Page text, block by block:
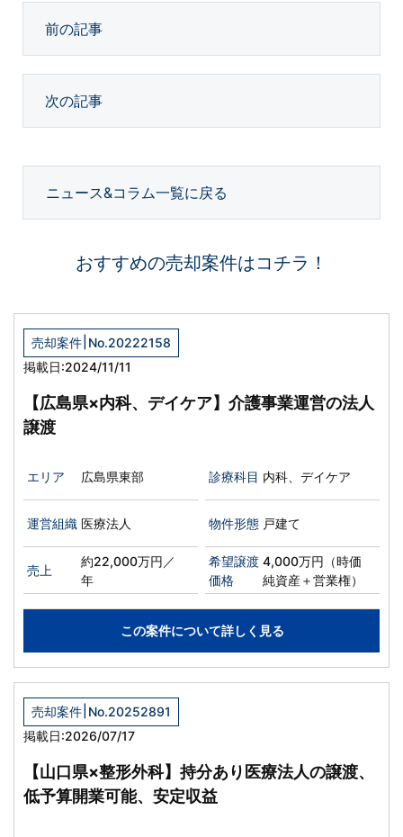
前の記事
次の記事
ニュース&コラム一覧に戻る
おすすめの売却案件はコチラ！
売却案件 No.20222158
掲載日:2024/11/11
【広島県×内科、デイケア】介護事業運営の法人
譲渡
エリア 広島県東部 診療科目 内科、デイケア
運営組織 医療法人 物件形態 戸建て
売上
約22,000万円／
年
希望譲渡
価格
4,000万円（時価
純資産＋営業権）
この案件について詳しく見る
売却案件 No.20252891
掲載日:2026/07/17
【山口県×整形外科】持分あり医療法人の譲渡、
低予算開業可能、安定収益